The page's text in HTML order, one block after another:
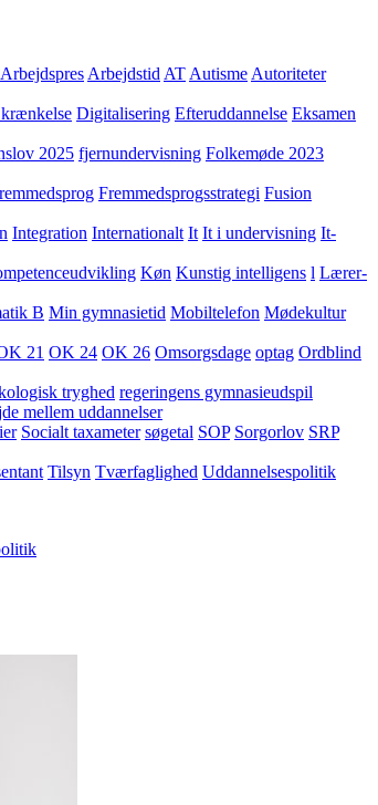
Arbejdspres Arbejdstid AT Autisme Autoriteter
Digitalisering Efteruddannelse Eksamen
2025 fjernundervisning Folkemøde 2023
Fremmedsprogsstrategi Fusion
Integration Internationalt It It i undervisning It-
Køn Kunstig intelligens l Lærer-
B Min gymnasietid Mobiltelefon Mødekultur
21 OK 24 OK 26 Omsorgsdage optag Ordblind
tryghed regeringens gymnasieudspil
mellem uddannelser
Socialt taxameter søgetal SOP Sorgorlov SRP
Tilsyn Tværfaglighed Uddannelsespolitik